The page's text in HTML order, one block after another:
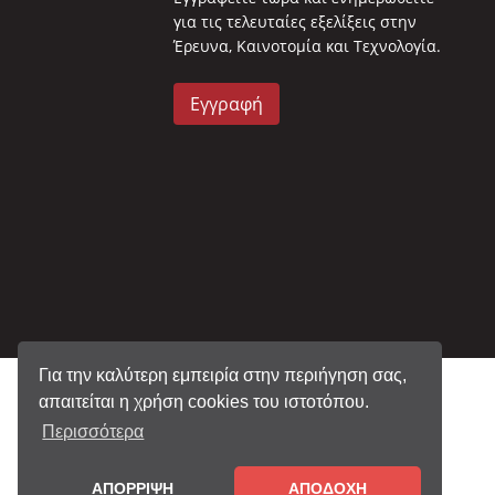
Για την καλύτερη εμπειρία στην περιήγηση σας,
απαιτείται η χρήση cookies του ιστοτόπου.
Περισσότερα
ΑΠΟΡΡΙΨΗ ΑΠΟΔΟΧΗ
για τις τελευταίες εξελίξεις στην
Έρευνα, Καινοτομία και Τεχνολογία.
Εγγραφή